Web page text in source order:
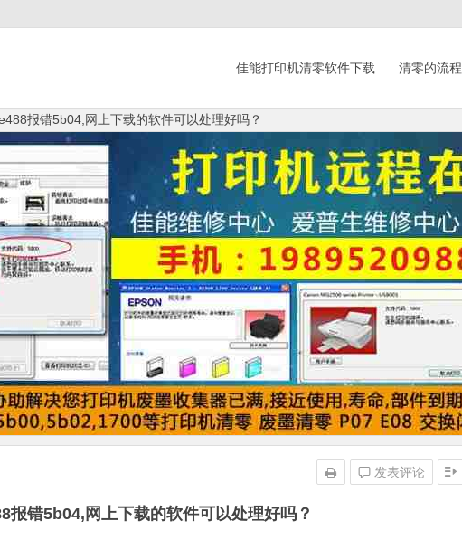
佳能打印机清零软件下载 清零的流程
报错5b04,网上下载的软件可以处理好吗？
报错5b04,网上下载的软件可以处理好吗？
发表评论